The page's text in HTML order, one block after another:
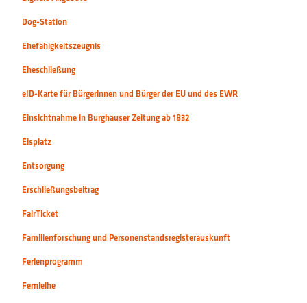
Dog-Station
Ehefähigkeitszeugnis
Eheschließung
eID-Karte für Bürgerinnen und Bürger der EU und des EWR
Einsichtnahme in Burghauser Zeitung ab 1832
Eisplatz
Entsorgung
Erschließungsbeitrag
FairTicket
Familienforschung und Personenstandsregisterauskunft
Ferienprogramm
Fernleihe